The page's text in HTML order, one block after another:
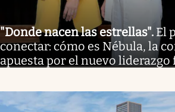
"Donde nacen las estrellas". El
conectar: cómo es Nébula, la
apuesta por el nuevo